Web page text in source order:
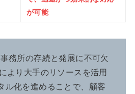
が可能
務所の存続と発展に不可欠
より大手のリソースを活用
ル化を進めることで、顧客